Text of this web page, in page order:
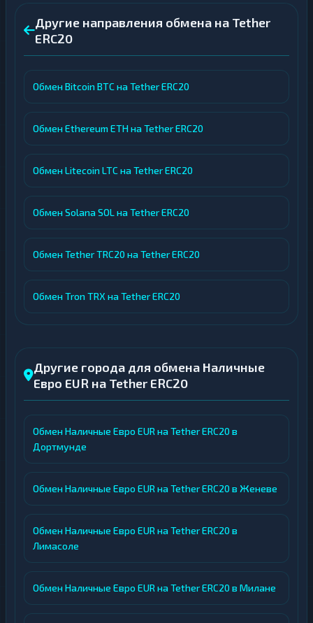
Другие направления обмена на Tether
ERC20
Обмен Bitcoin BTC на Tether ERC20
Обмен Ethereum ETH на Tether ERC20
Обмен Litecoin LTC на Tether ERC20
Обмен Solana SOL на Tether ERC20
Обмен Tether TRC20 на Tether ERC20
Обмен Tron TRX на Tether ERC20
Другие города для обмена Наличные
Евро EUR на Tether ERC20
Обмен Наличные Евро EUR на Tether ERC20 в
Дортмунде
Обмен Наличные Евро EUR на Tether ERC20 в Женеве
Обмен Наличные Евро EUR на Tether ERC20 в
Лимасоле
Обмен Наличные Евро EUR на Tether ERC20 в Милане